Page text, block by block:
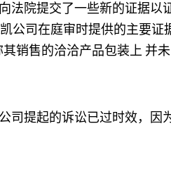
院提交了一些新的证据以
公司在庭审时提供的主要
销售的洽洽产品包装上 并
提起的诉讼已过时效，因